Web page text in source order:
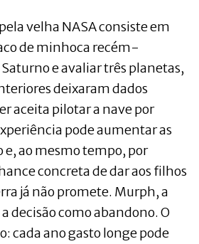
velha NASA consiste em
de minhoca recém-
e avaliar três planetas,
deixaram dados
aceita pilotar a nave por
pode aumentar as
e, ao mesmo tempo, por
concreta de dar aos filhos
já não promete. Murph, a
decisão como abandono. O
cada ano gasto longe pode